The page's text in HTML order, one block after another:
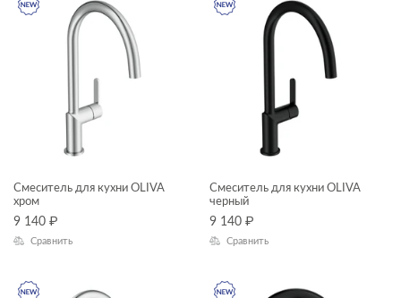
BLICK
BRASKO BLACK
CAMEO
CITY
Смеситель для кухни OLIVA
хром
9 140 ₽
Сравнить
Смеситель для кухни OLIVA
черный
9 140 ₽
Сравнить